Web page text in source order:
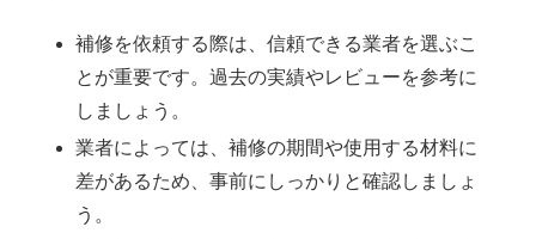
補修を依頼する際は、信頼できる業者を選ぶこ
とが重要です。過去の実績やレビューを参考に
しましょう。
業者によっては、補修の期間や使用する材料に
差があるため、事前にしっかりと確認しましょ
う。